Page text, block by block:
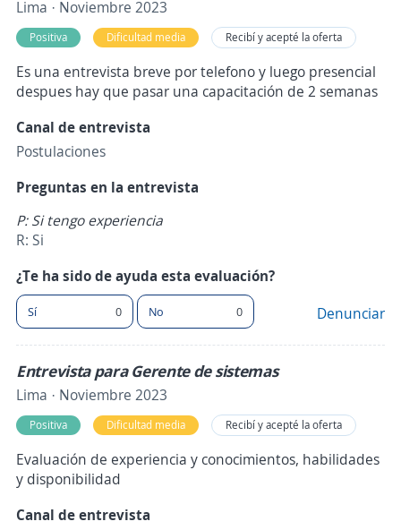
Lima · Noviembre 2023
Positiva Dificultad media Recibí y acepté la oferta
Es una entrevista breve por telefono y luego presencial
despues hay que pasar una capacitación de 2 semanas
Canal de entrevista
Postulaciones
Preguntas en la entrevista
P: Si tengo experiencia
R: Si
¿Te ha sido de ayuda esta evaluación?
Sí 0 No 0 Denunciar
Entrevista para Gerente de sistemas
Lima · Noviembre 2023
Positiva Dificultad media Recibí y acepté la oferta
Evaluación de experiencia y conocimientos, habilidades
y disponibilidad
Canal de entrevista